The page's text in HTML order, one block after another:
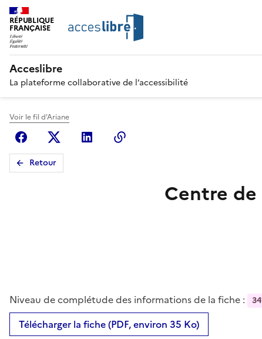
RÉPUBLIQUE
FRANÇAISE
Acceslibre
La plateforme collaborative de l’accessibilité
Voir le fil d'Ariane
FacebookX (anciennement Twitter)
Linkedin
Retour
Centre de
Niveau de complétude des informations de la fiche :
Télécharger la fiche (PDF, environ 35 Ko)